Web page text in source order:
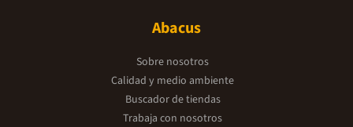
Abacus
Sobre nosotros
Calidad y medio ambiente
Buscador de tiendas
Trabaja con nosotros